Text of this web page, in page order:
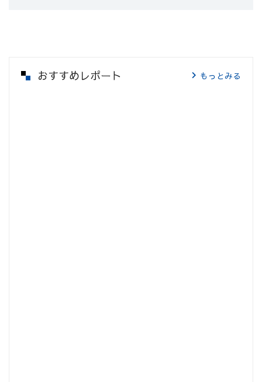
おすすめレポート もっとみる